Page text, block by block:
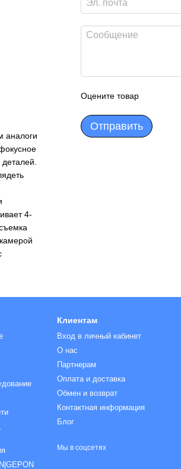
аналоги
4-
Оцените товар
Отправить
Клиентам
Вход в личный кабинет
О нас
Партнерам
Оплата и доставка
Обмен и возврат
Контактная информация
Блог
Мы в соцсетях